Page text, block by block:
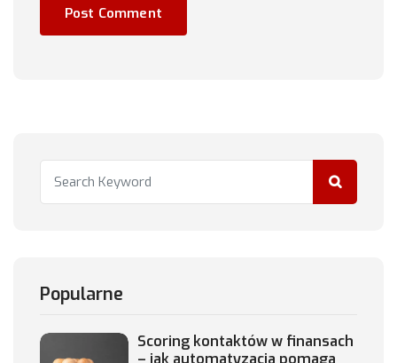
Popularne
Scoring kontaktów w finansach
– jak automatyzacja pomaga